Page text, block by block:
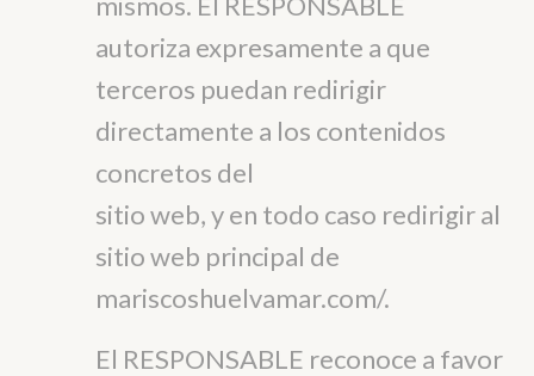
autoriza expresamente a que
terceros puedan redirigir
directamente a los contenidos
concretos del
sitio web, y en todo caso redirigir al
sitio web principal de
mariscoshuelvamar.com/.
El RESPONSABLE reconoce a favor